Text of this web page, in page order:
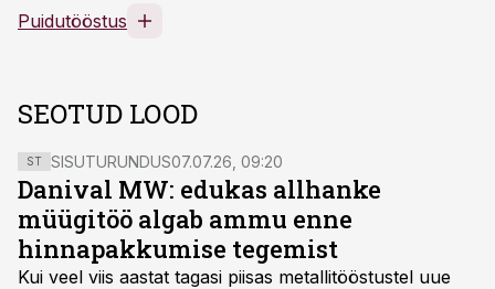
Puidutööstus
SEOTUD LOOD
ST SISUTURUNDUS07.07.26, 09:20
Danival MW: edukas allhanke
müügitöö algab ammu enne
hinnapakkumise tegemist
Kui veel viis aastat tagasi piisas metallitööstustel uue